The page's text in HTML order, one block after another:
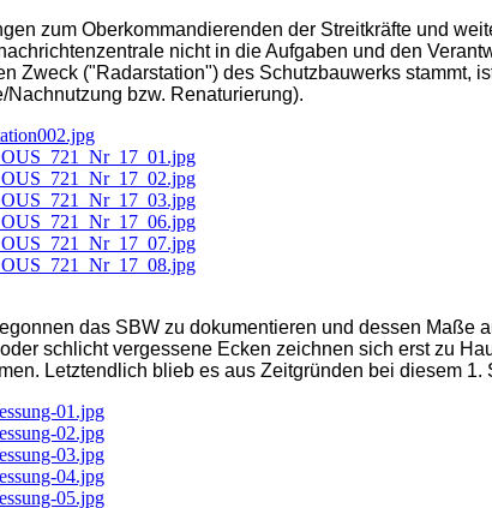
zum Oberkommandierenden der Streitkräfte und
nicht in die Aufgaben und den
Zweck ("Radarstation") des Schutzbauwerks stammt,
bzw. Renaturierung).
das SBW zu dokumentieren und dessen
schlicht vergessene Ecken zeichnen sich erst zu
Letztendlich blieb es aus Zeitgründen bei diesem